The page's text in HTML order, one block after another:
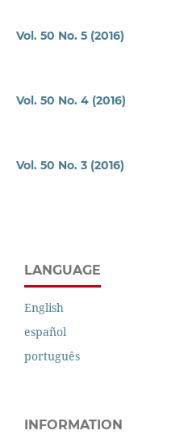
Vol. 50 No. 5 (2016)
Vol. 50 No. 4 (2016)
Vol. 50 No. 3 (2016)
LANGUAGE
English
español
português
INFORMATION